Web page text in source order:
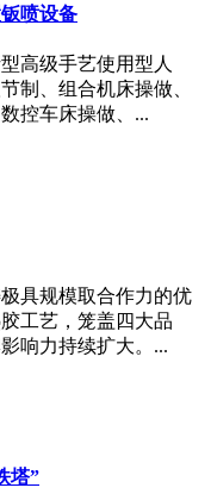
喷设备
高级手艺使用型人
制、组合机床操做、
控车床操做、...
具规模取合作力的优
工艺，笼盖四大品
响力持续扩大。...
塔”